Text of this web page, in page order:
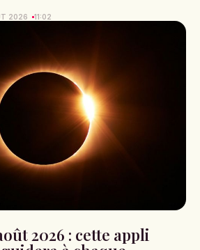
2026 11:02
2026 : cette appli